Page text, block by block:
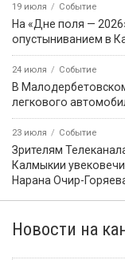
19 июля Событие
На «Дне поля —
опустыниванием в
24 июля Событие
В
легкового
23 июля Событие
Зрителям
Калмыкии
Нарана Очир-
Новости на